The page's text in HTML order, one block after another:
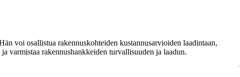
voi osallistua rakennuskohteiden kustannusarvioiden laadintaan,
varmistaa rakennushankkeiden turvallisuuden ja laadun.